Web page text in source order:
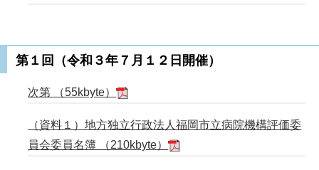
第１回（令和３年７月１２日開催）
次第 （55kbyte）
（資料１）地方独立行政法人福岡市立病院機構評価委
員会委員名簿 （210kbyte）